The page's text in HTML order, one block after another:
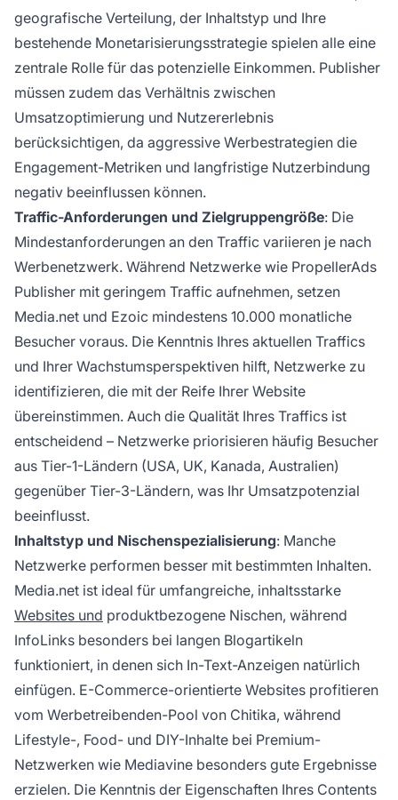
geografische Verteilung, der Inhaltstyp und Ihre
bestehende Monetarisierungsstrategie spielen alle eine
zentrale Rolle für das potenzielle Einkommen. Publisher
müssen zudem das Verhältnis zwischen
Umsatzoptimierung und Nutzererlebnis
berücksichtigen, da aggressive Werbestrategien die
Engagement-Metriken und langfristige Nutzerbindung
negativ beeinflussen können.
Traffic-Anforderungen und Zielgruppengröße: Die
Mindestanforderungen an den Traffic variieren je nach
Werbenetzwerk. Während Netzwerke wie PropellerAds
Publisher mit geringem Traffic aufnehmen, setzen
Media.net und Ezoic mindestens 10.000 monatliche
Besucher voraus. Die Kenntnis Ihres aktuellen Traffics
und Ihrer Wachstumsperspektiven hilft, Netzwerke zu
identifizieren, die mit der Reife Ihrer Website
übereinstimmen. Auch die Qualität Ihres Traffics ist
entscheidend – Netzwerke priorisieren häufig Besucher
aus Tier-1-Ländern (USA, UK, Kanada, Australien)
gegenüber Tier-3-Ländern, was Ihr Umsatzpotenzial
beeinflusst.
Inhaltstyp und Nischenspezialisierung: Manche
Netzwerke performen besser mit bestimmten Inhalten.
Media.net ist ideal für umfangreiche, inhaltsstarke
Websites und produktbezogene Nischen, während
InfoLinks besonders bei langen Blogartikeln
funktioniert, in denen sich In-Text-Anzeigen natürlich
einfügen. E-Commerce-orientierte Websites profitieren
vom Werbetreibenden-Pool von Chitika, während
Lifestyle-, Food- und DIY-Inhalte bei Premium-
Netzwerken wie Mediavine besonders gute Ergebnisse
erzielen. Die Kenntnis der Eigenschaften Ihres Contents